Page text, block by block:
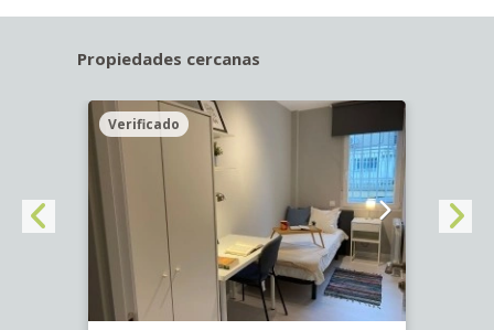
Propiedades cercanas
Verificado